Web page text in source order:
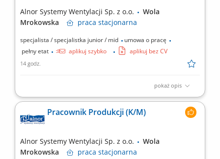
Alnor Systemy Wentylacji Sp. z o.o.
Wola
Mrokowska
praca stacjonarna
specjalista / specjalistka junior / mid
umowa o pracę
pełny etat
aplikuj szybko aplikuj bez CV
14 godz.
pokaż opis
Główne zadania: praca z dokumentacją 2D/3D, instrukcjami
aktualizowanie informacji w systemach planowania produkcji
oraz ERP, optymalizacja oraz usprawnienie procesów, określanie
Pracownik Produkcji (K/M)
Alnor Systemy Wentylacji Sp. z o.o.
Wola
Mrokowska
praca stacjonarna